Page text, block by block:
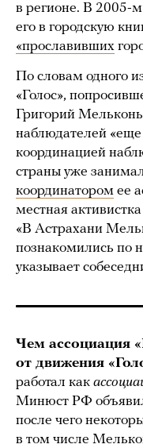
в регионе. В 2005-м
его в городскую
«прославивших
По словам одного
«Голос»,
Григорий
наблюдателей
координацией
страны уже
координатором ее
местная
«В Астрахани
познакомились по
указывает
Чем ассоциация
от движения
работал как
Минюст РФ
после чего
в том числе